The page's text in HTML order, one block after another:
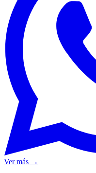
Ver más →